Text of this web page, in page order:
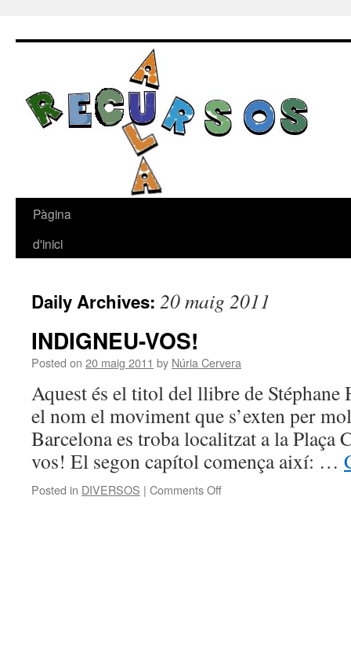
Pàgina
d'inici
Daily Archives: 20 maig 2011
INDIGNEU-VOS!
Posted on 20 maig 2011 by Núria Cervera
Aquest és el titol del llibre de Stéphane
el nom el moviment que s’exten per
Barcelona es troba localitzat a la Plaça
vos! El segon capítol comença així: …
Posted in DIVERSOS | Comments Offon